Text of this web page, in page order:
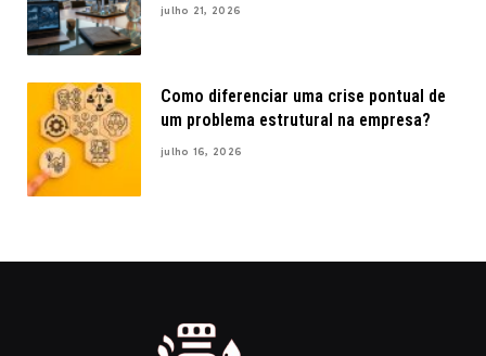
julho 21, 2026
Como diferenciar uma crise pontual de
um problema estrutural na empresa?
julho 16, 2026